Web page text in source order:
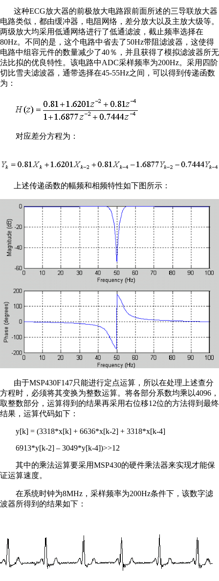
这种ECG放大器的前极放大电路跟前面所述的三导联放大器
电路类似，都由缓冲器，电阻网络，差分放大以及主放大级等。
两级放大均采用低通网络进行了低通滤波，截止频率选择在
80Hz。不同的是，这个电路中省去了50Hz带阻滤波器，这使得
电路中组容元件的数量减少了40％，并且获得了模拟滤波器所无
法比拟的优良特性。该电路中ADC采样频率为200Hz。采用四阶
切比雪夫滤波器，通带选择在45-55Hz之间，可以得到传递函数
为：
对应差分方程为：
上述传递函数的幅频和相频特性如下图所示：
由于MSP430F147只能进行定点运算，所以在处理上述查分
方程时，必须将其变换为整数运算。将各部分系数均乘以4096，
取整数部分，运算得到的结果再采用右位移12位的方法得到最终
结果，运算代码如下：
y[k] = (3318*x[k] + 6636*x[k-2] + 3318*x[k-4]
6913*y[k-2] – 3049*y[k-4])>>12
其中的乘法运算要采用MSP430的硬件乘法器来实现才能保
证运算速度。
在系统时钟为8MHz，采样频率为200Hz条件下，该数字滤
波器所得到的结果如下：